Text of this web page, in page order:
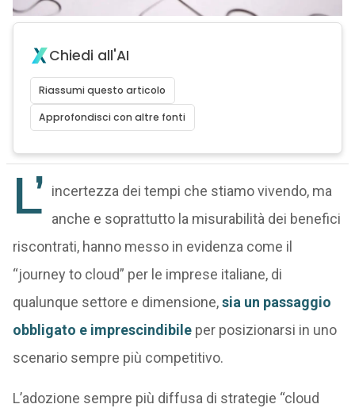
Chiedi all'AI
Riassumi questo articolo
Approfondisci con altre fonti
L’ incertezza dei tempi che stiamo vivendo, ma
anche e soprattutto la misurabilità dei benefici
riscontrati, hanno messo in evidenza come il
“journey to cloud” per le imprese italiane, di
qualunque settore e dimensione,sia un passaggio
obbligato e imprescindibileper posizionarsi in uno
scenario sempre più competitivo.
L’adozione sempre più diffusa di strategie “cloud